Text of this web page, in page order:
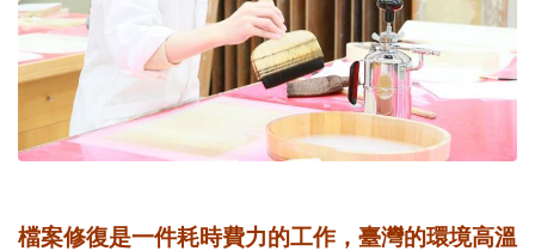
檔案修復是一件耗時費力的工作，臺灣的環境高溫